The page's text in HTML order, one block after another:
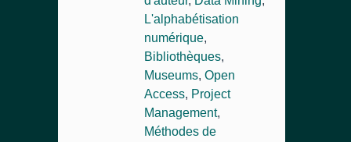
L'alphabétisation
numérique,
Bibliothèques,
Museums, Open
Access, Project
Management,
Méthodes de